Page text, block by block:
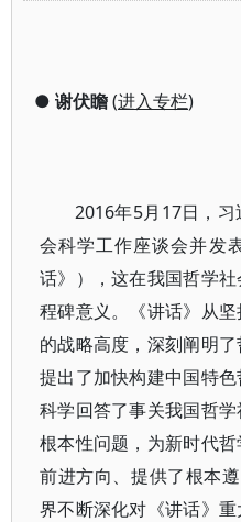
● 谢伏瞻(进入专栏)
2016年5月17日，
会科学工作座谈会并发
话》），这在我国哲学
程碑意义。《讲话》从
的战略高度，深刻阐明
提出了加快构建中国特
科学回答了事关我国哲
根本性问题，为新时代
前进方向、提供了根本
界不断深化对《讲话》